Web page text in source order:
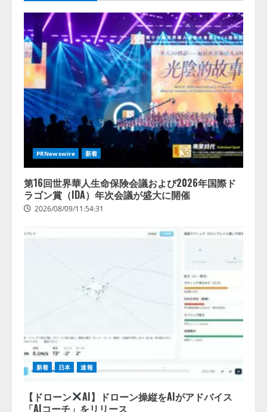
PRNewswire 新着
第16回世界華人生命保険会議および2026年国際ド
ラゴン賞（IDA）年次会議が盛大に開催
2026/08/09/11:54:31
新着 日本 速報
【ドローン
AI】ドローン操縦をAIがアドバイス
「AIコーチ」をリリース